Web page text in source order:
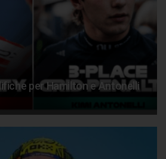
per Hamilton e Antonelli